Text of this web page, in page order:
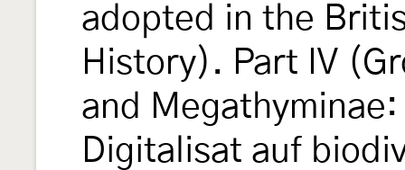
adopted in the
History). Part IV
and
Digitalisat auf